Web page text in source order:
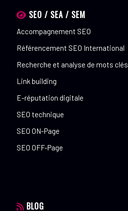
SEO / SEA / SEM
Accompagnement SEO
Référencement SEO International
Recherche et analyse de mots clés
Link building
E-réputation digitale
SEO technique
SEO ON-Page
SEO OFF-Page
BLOG